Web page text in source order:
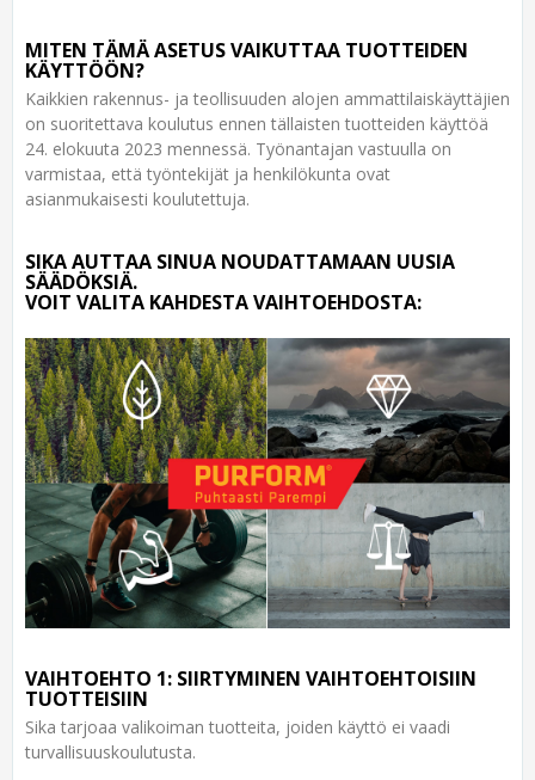
MITEN TÄMÄ ASETUS VAIKUTTAA TUOTTEIDEN
KÄYTTÖÖN?
Kaikkien rakennus- ja teollisuuden alojen ammattilaiskäyttäjien
on suoritettava koulutus ennen tällaisten tuotteiden käyttöä
24. elokuuta 2023 mennessä. Työnantajan vastuulla on
varmistaa, että työntekijät ja henkilökunta ovat
asianmukaisesti koulutettuja.
SIKA AUTTAA SINUA NOUDATTAMAAN UUSIA
SÄÄDÖKSIÄ.
VOIT VALITA KAHDESTA VAIHTOEHDOSTA:
VAIHTOEHTO 1: SIIRTYMINEN VAIHTOEHTOISIIN
TUOTTEISIIN
Sika tarjoaa valikoiman tuotteita, joiden käyttö ei vaadi
turvallisuuskoulutusta.